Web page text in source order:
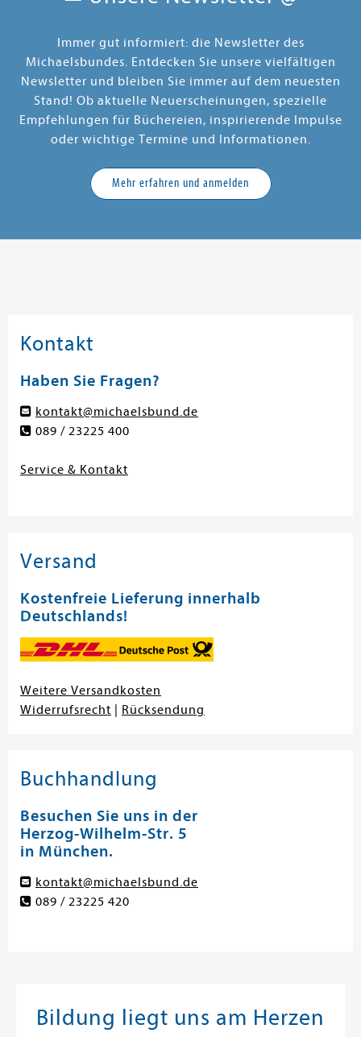
Immer gut informiert: die Newsletter des
Michaelsbundes. Entdecken Sie unsere vielfältigen
Newsletter und bleiben Sie immer auf dem neuesten
Stand! Ob aktuelle Neuerscheinungen, spezielle
Empfehlungen für Büchereien, inspirierende Impulse
oder wichtige Termine und Informationen.
Mehr erfahren und anmelden
Kontakt
Haben Sie Fragen?
kontakt@michaelsbund.de
089 / 23225 400
Service & Kontakt
Versand
Kostenfreie Lieferung innerhalb
Deutschlands!
Weitere Versandkosten
Widerrufsrecht
Rücksendung
Buchhandlung
Besuchen Sie uns in der
Herzog-Wilhelm-Str. 5
in München.
kontakt@michaelsbund.de
089 / 23225 420
Bildung liegt uns am Herzen